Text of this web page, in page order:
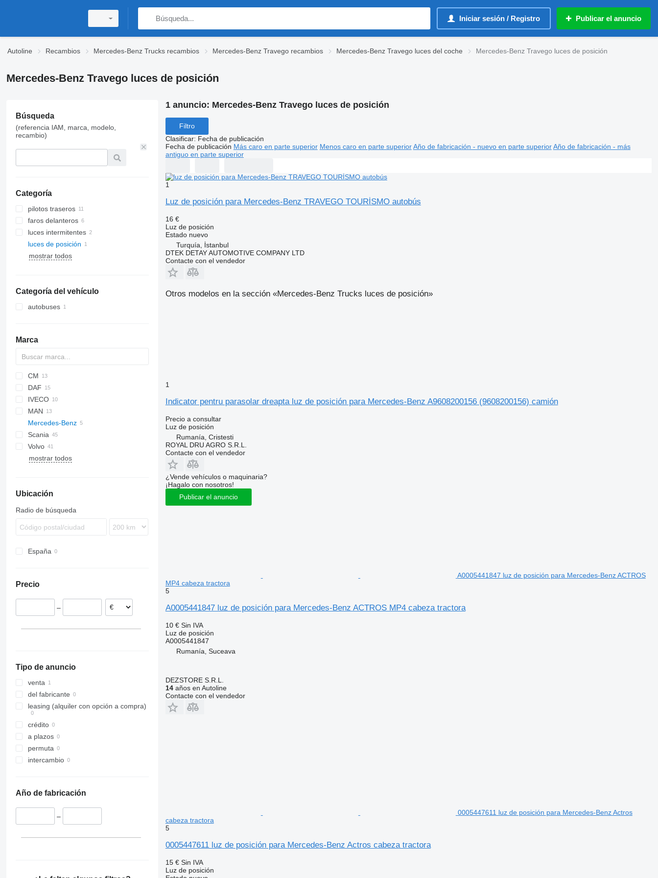
Iniciar sesión / Registro Publicar el anuncio
Autoline Recambios Mercedes-Benz Trucks recambios Mercedes-Benz Travego recambios Mercedes-Benz Travego luces del coche Mercedes-Benz Travego luces de posición
Mercedes-Benz Travego luces de posición
Búsqueda
(referencia IAM, marca, modelo,
recambio)
Categoría
pilotos traseros
faros delanteros
luces intermitentes
luces de posición
mostrar todos
Categoría del vehículo
autobuses
Marca
Futura
CM
DAF
CF
XD
XF
IVECO
EuroCargo
Stralis
MAN
TGA
TGL
TGM
TGX
Mercedes-Benz
A-Class
Actros
Travego
Magnum
Premium
Scania
R-series
S-series
Volvo
7700
B-series
FL
FM
mostrar todos
Ubicación
Radio de búsqueda
España
Precio
–
Tipo de anuncio
venta
del fabricante
leasing (alquiler con opción a compra)
crédito
a plazos
permuta
intercambio
Año de fabricación
–
1 anuncio: Mercedes-Benz Travego luces de posición
Filtro
Clasificar: Fecha de publicación
Fecha de publicación Más caro en parte superior Menos caro en parte superior Año de fabricación - nuevo en parte superior Año de fabricación - más
antiguo en parte superior
1
Luz de posición para Mercedes-Benz TRAVEGO TOURİSMO autobús
16 €
Luz de posición
Estadonuevo
Turquía, İstanbul
DTEK DETAY AUTOMOTIVE COMPANY LTD
Contacte con el vendedor
Otros modelos en la sección «Mercedes-Benz Trucks luces de posición»
1
Indicator pentru parasolar dreapta luz de posición para Mercedes-Benz A9608200156 (9608200156) camión
Precio a consultar
Luz de posición
Rumanía, Cristesti
ROYAL DRU AGRO S.R.L.
Contacte con el vendedor
¿Vende vehículos o maquinaria?
¡Hagalo con nosotros!
Publicar el anuncio
A0005441847 luz de posición para Mercedes-Benz ACTROS
MP4 cabeza tractora
5
A0005441847 luz de posición para Mercedes-Benz ACTROS MP4 cabeza tractora
10 € Sin IVA
Luz de posición
A0005441847
Rumanía, Suceava
DEZSTORE S.R.L.
14años en Autoline
Contacte con el vendedor
0005447611 luz de posición para Mercedes-Benz Actros
cabeza tractora
5
0005447611 luz de posición para Mercedes-Benz Actros cabeza tractora
15 € Sin IVA
Luz de posición